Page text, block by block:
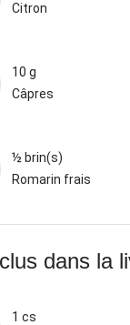
Citron
10 g
Câpres
½ brin(s)
Romarin frais
dans la
1 cs